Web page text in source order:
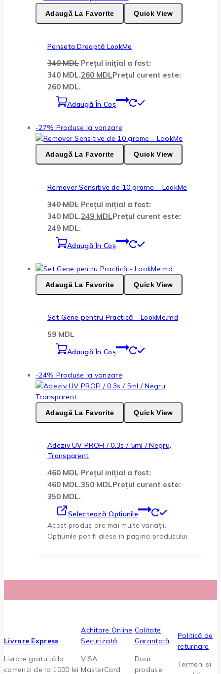
Adaugă La Favorite Quick View
Penseta Dreaptă LookMe
340MDL Prețul inițial a fost:
340 MDL.260 MDLPrețul curent este:
260 MDL.
Adaugă În Coș
-27% Produse la vanzare
Adaugă La Favorite Quick View
Remover Sensitive de 10 grame – LookMe
340MDL Prețul inițial a fost:
340 MDL.249 MDLPrețul curent este:
249 MDL.
Adaugă În Coș
Adaugă La Favorite Quick View
Set Gene pentru Practică – LookMe.md
59 MDL
Adaugă În Coș
-24% Produse la vanzare
Adaugă La Favorite Quick View
Adeziv UV PROFI / 0.3s / 5ml / Negru,
Transparent
460MDL Prețul inițial a fost:
460 MDL.350 MDLPrețul curent este:
350 MDL.
Selectează Opțiunile
Acest produs are mai multe variații.
Opțiunile pot fi alese în pagina produsului.
Livrare Express
Livrare gratuită la
comenzi de la 1000 lei
Achitare Online
Securizată
VISA,
MasterCard,
Calitate
Garantată
Doar
produse
Politică de
returnare
Termeni si